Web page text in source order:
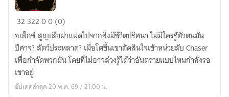
รัตติกาล
ไร้
นาม
|
The
innocent
blood
32 32200 (0)
อเล็กซ์ สูญเสียฝาแฝดไปจากสิ่งมีชีวิตปริศนา ไม่มีใครรู้ตัวตนมัน
ปีศาจ? สัตว์ประหลาด? เมื่อโตขึ้นเขาตัดสินใจเข้าหน่วยลับ Chaser
เพื่อกำจัดพวกมัน โดยที่ไม่อาจล่วงรู้ได้ว่าอันตรายแบบไหนกำลังรอ
เขาอยู่
อัปเดตล่าสุด 20 พ.ค. 69 / 21:00 น.